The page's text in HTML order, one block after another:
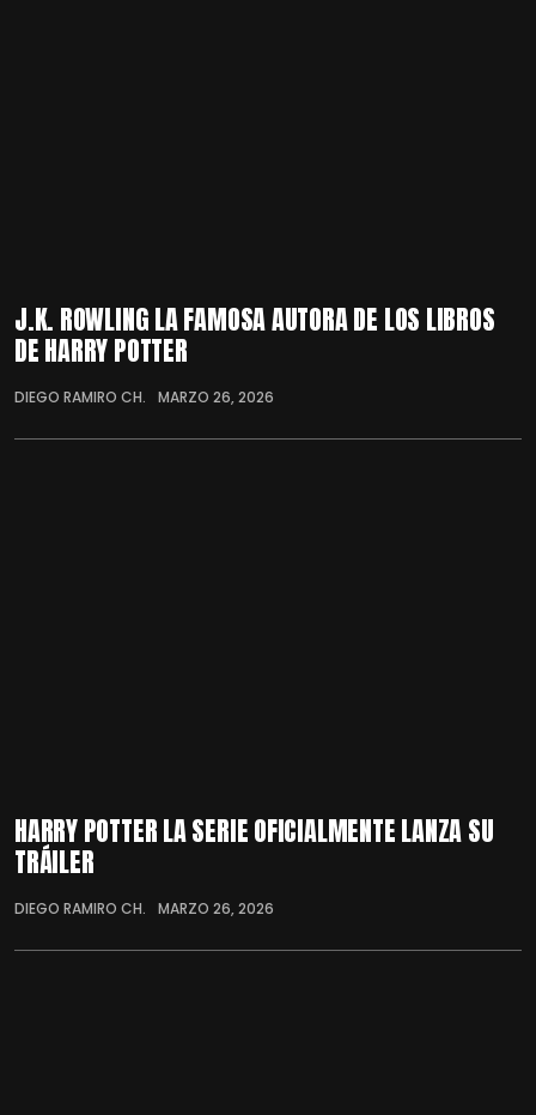
J.K. ROWLING LA FAMOSA AUTORA DE LOS LIBROS
DE HARRY POTTER
DIEGO RAMIRO CH. MARZO 26, 2026
HARRY POTTER LA SERIE OFICIALMENTE LANZA SU
TRÁILER
DIEGO RAMIRO CH. MARZO 26, 2026